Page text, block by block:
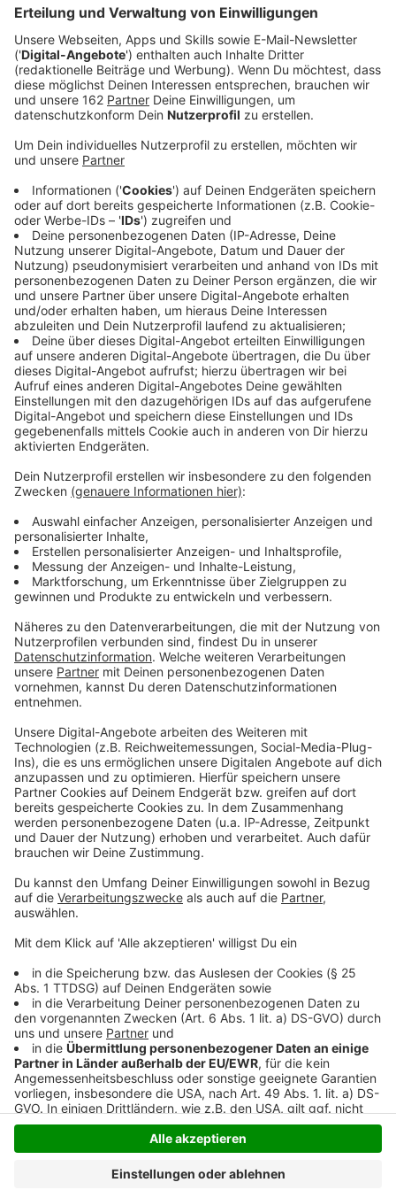
Anzeige
Anzeige
Peter Palberg sollte eigentlich längst im Amt sein. Der
einstimmig zum Ersten Beigeordneten gewählt. Der
Erste Beigeordnete ist der offizielle Stellvertreter des
Bürgermeisters. Doch Palberg hat seine
Ernennungsurkunde bis heute nicht erhalten. Das geht
aus der offiziellen Sitzungsvorlage der Stadt
Hamminkeln hervor. Der Grund: Landrat Ingo Brohl hat
die Wahl als Kommunalaufsicht beanstandet. Seine
Begründung ist, dass Palberg nicht genug
Führungserfahrung mitbringe. Die Stadt Hamminkeln
sieht das anders. Auch der Städte- und Gemeindebund
NRW teilt diese Einschätzung – das geht aus einem
Schreiben des Verbandes vom März 2026 hervor.Hier
geht eszu allen offiziellen Dokumenten im
Ratsinformationssystem Hamminkeln.
Stadtrat Hamminkeln bestätigt Wahl von
Peter Palberg
Anzeige
In der Stadtratssitzung am Donnerstagabend hat der
Rat mit 24 zu 20 Stimmen beschlossen, an der Wahl
von Peter Palberg festzuhalten. Gleichzeitig hat der
Rat Bürgermeister Robert Graaf ermächtigt, notfalls
vor dem Verwaltungsgericht Düsseldorf zu klagen.
Das würde dann greifen, wenn Landrat Brohl den
Ratsbeschluss trotzdem aufhebt. Ob und wann der
Landrat diesen Schritt geht, ist noch offen. Die Stadt
plant parallel eine zusätzliche Beamtenstelle als
Übergangslösung. Das soll sicherstellen, dass die
Arbeit im Rathaus nicht liegenbleibt, solange die Stelle
Anzeige
Anzeige